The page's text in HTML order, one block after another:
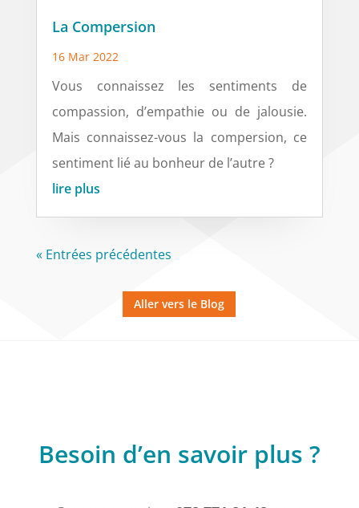
La Compersion
16 Mar 2022
Vous connaissez les sentiments de
compassion, d’empathie ou de jalousie.
Mais connaissez-vous la compersion, ce
sentiment lié au bonheur de l’autre ?
lire plus
« Entrées précédentes
Aller vers le Blog
Besoin d’en savoir plus ?